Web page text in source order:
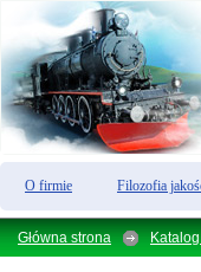
O firmie Filozofia
Główna strona